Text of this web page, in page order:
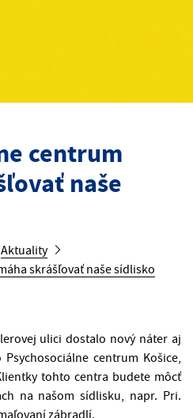
centrum
naše
Aktuality
skrášľovať naše sídlisko
ulici dostalo nový náter aj
centrum Košice,
tohto centra budete môcť
na našom sídlisku, napr. Pri.
zábradlí.